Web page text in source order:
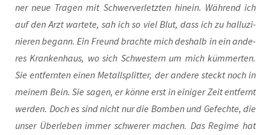
ner neue Tra­gen mit Schwer­ver­letz­ten hin­ein. Wäh­rend ich
auf den Arzt war­te­te, sah ich so viel Blut, dass ich zu hal­lu­zi­
nie­ren begann. Ein Freund brach­te mich des­halb in ein ande­
res Kran­ken­haus, wo sich Schwes­tern um mich küm­mer­ten.
Sie ent­fern­ten einen Metall­split­ter, der ande­re steckt noch in
mei­nem Bein. Sie sagen, er kön­ne erst in eini­ger Zeit ent­fernt
wer­den. Doch es sind nicht nur die Bom­ben und Gefech­te, die
unser Über­le­ben immer schwe­rer machen. Das Regime hat